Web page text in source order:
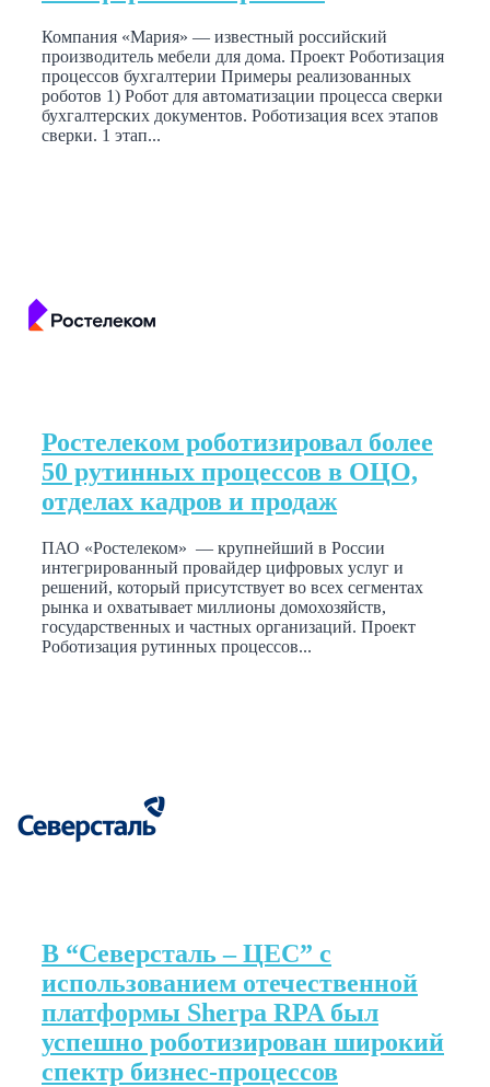
Компания «Мария» — известный российский
производитель мебели для дома. Проект Роботизация
процессов бухгалтерии Примеры реализованных
роботов 1) Робот для автоматизации процесса сверки
бухгалтерских документов. Роботизация всех этапов
сверки. 1 этап...
Ростелеком роботизировал более
50 рутинных процессов в ОЦО,
отделах кадров и продаж
ПАО «Ростелеком» — крупнейший в России
интегрированный провайдер цифровых услуг и
решений, который присутствует во всех сегментах
рынка и охватывает миллионы домохозяйств,
государственных и частных организаций. Проект
Роботизация рутинных процессов...
В “Северсталь – ЦЕС” с
использованием отечественной
платформы Sherpa RPA был
успешно роботизирован широкий
спектр бизнес-процессов